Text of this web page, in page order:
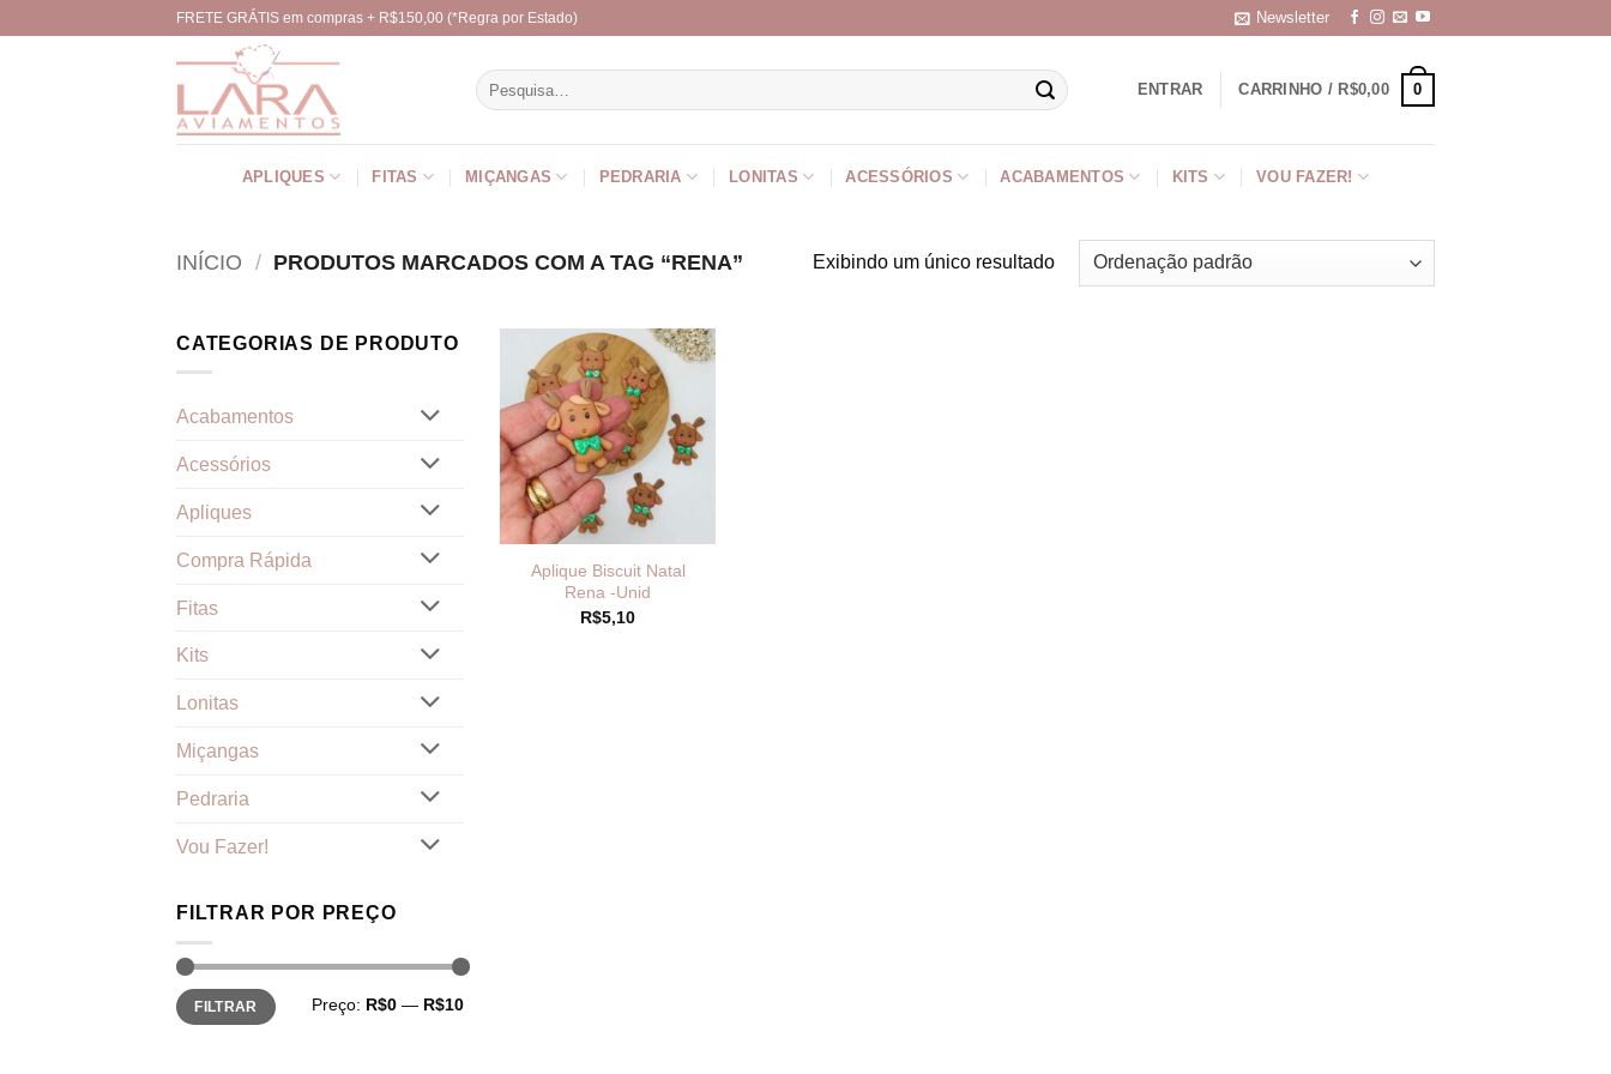
FRETE GRÁTIS em compras + R$150,00 (*Regra por Estado) Newsletter
Pesquisar
por:
ENTRAR CARRINHO / R$0,00 0
APLIQUES FITAS MIÇANGAS PEDRARIA LONITAS ACESSÓRIOS ACABAMENTOS KITS VOU FAZER!
INÍCIO / PRODUTOS MARCADOS COM A TAG “RENA” Exibindo um único resultado
CATEGORIAS DE PRODUTO
Acabamentos
Acessórios
Apliques
Compra Rápida
Fitas
Kits
Lonitas
Miçangas
Pedraria
Vou Fazer!
FILTRAR POR PREÇO
Preço
mínimo
Preço
máximo
FILTRAR Preço: R$0 — R$10
Aplique Biscuit Natal
Rena -Unid
R$5,10